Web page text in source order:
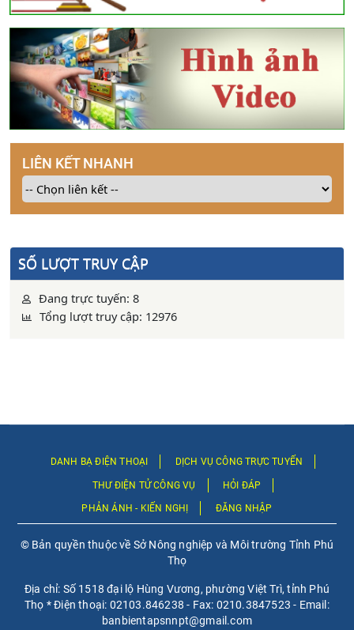
LIÊN KẾT NHANH
SỐ LƯỢT TRUY CẬP
Đang trực tuyến: 8
Tổng lượt truy cập: 12976
DANH BẠ ĐIỆN THOẠI DỊCH VỤ CÔNG TRỰC TUYẾN
THƯ ĐIỆN TỬ CÔNG VỤ HỎI ĐÁP
PHẢN ÁNH - KIẾN NGHỊ ĐĂNG NHẬP
© Bản quyền thuộc về Sở Nông nghiệp và Môi trường Tỉnh Phú
Thọ
Địa chỉ: Số 1518 đại lộ Hùng Vương, phường Việt Trì, tỉnh Phú
Thọ * Điện thoại: 02103.846238 - Fax: 0210.3847523 - Email:
banbientapsnnpt@gmail.com